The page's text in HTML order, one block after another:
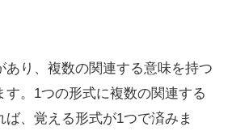
り、複数の関連する意味を持つ
す。1つの形式に複数の関連する
、覚える形式が1つで済みま